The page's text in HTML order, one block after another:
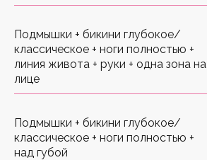
Подмышки + бикини глубокое/
классическое + ноги полностью +
линия живота + руки + одна зона на
лице
Подмышки + бикини глубокое/
классическое + ноги полностью +
над губой